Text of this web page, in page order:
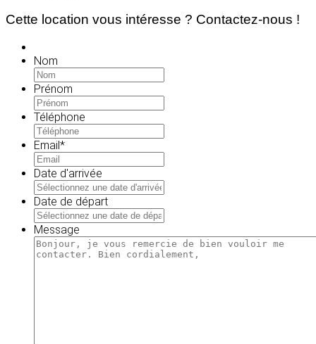
Cette location vous intéresse ? Contactez-nous !
Nom
Prénom
Téléphone
Email*
Date d'arrivée
JJ
slash
AAAA
Date de départ
JJ
slash
Message